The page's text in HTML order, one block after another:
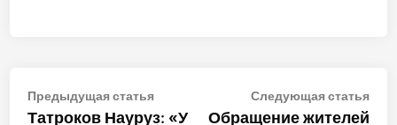
Навигация
Предыдущая статьяПредыдущая
статья:
Татроков Науруз: «У
Следующая статья
Обращение жителей